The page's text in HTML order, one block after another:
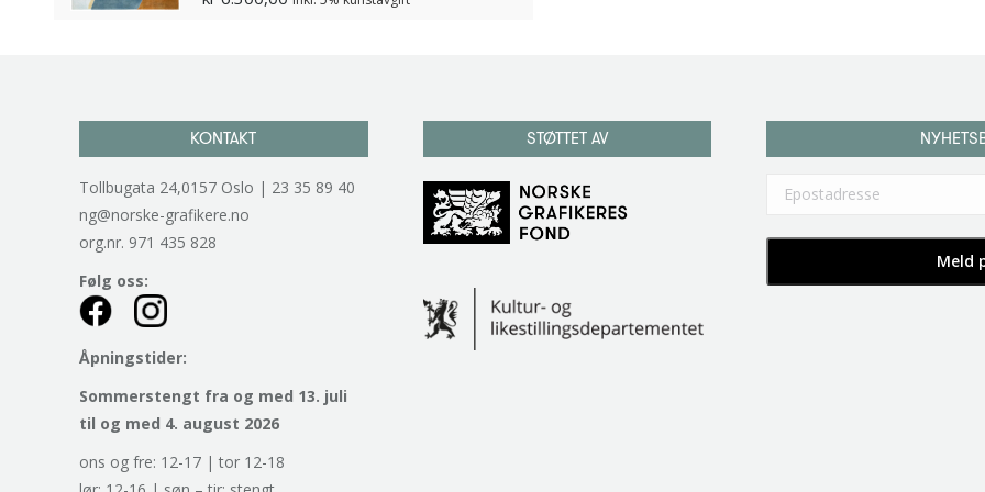
KONTAKT
Tollbugata 24,0157 Oslo | 23 35 89 40
ng@norske-grafikere.no
org.nr. 971 435 828
Følg oss:
Åpningstider:
Sommerstengt fra og med 13. juli
til og med 4. august 2026
ons og fre: 12-17 | tor 12-18
STØTTET AV